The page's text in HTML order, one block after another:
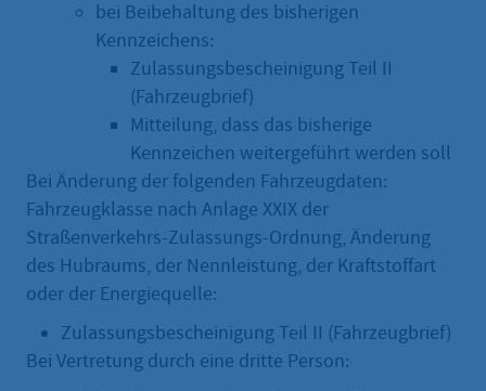
bei Beibehaltung des bisherigen
Kennzeichens:
Zulassungsbescheinigung Teil II
(Fahrzeugbrief)
Mitteilung, dass das bisherige
Kennzeichen weitergeführt werden soll
Bei Änderung der folgenden Fahrzeugdaten:
Fahrzeugklasse nach Anlage XXIX der
Straßenverkehrs-Zulassungs-Ordnung, Änderung
des Hubraums, der Nennleistung, der Kraftstoffart
oder der Energiequelle:
Zulassungsbescheinigung Teil II (Fahrzeugbrief)
Bei Vertretung durch eine dritte Person: